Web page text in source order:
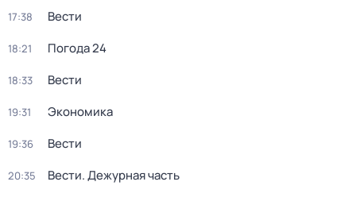
17:38 Вести
18:21 Погода 24
18:33 Вести
19:31 Экономика
19:36 Вести
20:35 Вести. Дежурная часть